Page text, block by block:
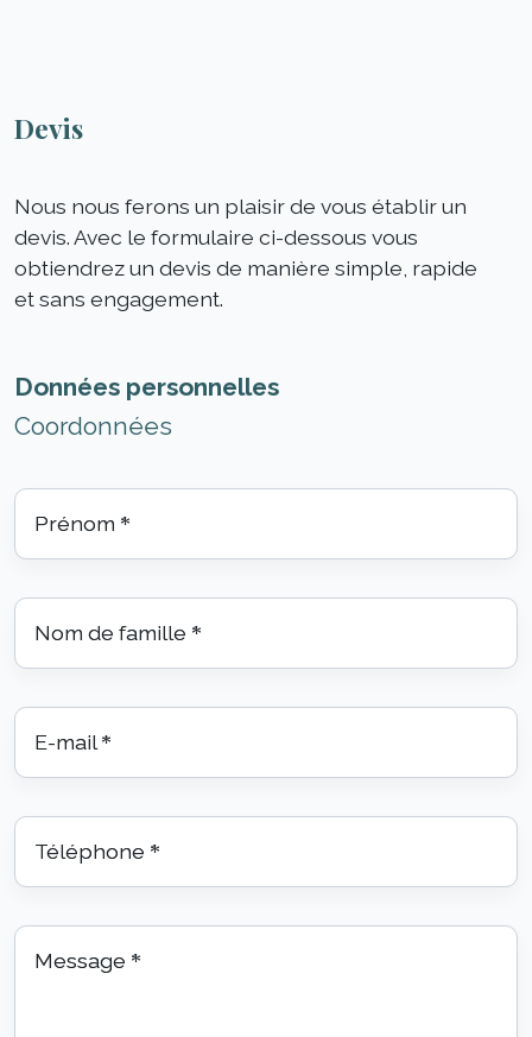
Devis
Nous nous ferons un plaisir de vous établir un
devis. Avec le formulaire ci-dessous vous
obtiendrez un devis de manière simple, rapide
et sans engagement.
Données personnelles
Coordonnées
Prénom *
Nom de famille *
E-mail *
Téléphone *
Message *